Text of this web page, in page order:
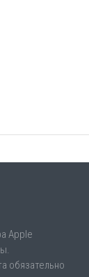
Apple
обязательно